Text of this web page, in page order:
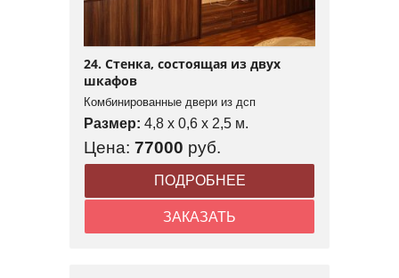
24. Стенка, состоящая из двух
шкафов
Комбинированные двери из дсп
Размер: 4,8 x 0,6 x 2,5 м.
Цена: 77000 руб.
ПОДРОБНЕЕ
ЗАКАЗАТЬ